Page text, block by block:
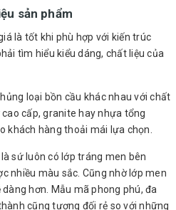
sản phẩm
là tốt khi phù hợp với kiến trúc
tìm hiểu kiểu dáng, chất liệu của
loại bồn cầu khác nhau với chất
cấp, granite hay nhựa tổng
khách hàng thoải mái lựa chọn.
sứ luôn có lớp tráng men bên
nhiều màu sắc. Cũng nhờ lớp men
hơn. Mẫu mã phong phú, đa
cũng tương đối rẻ so với những